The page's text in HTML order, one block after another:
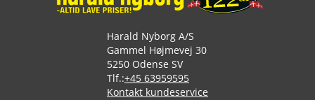
Harald Nyborg A/S
Gammel Højmevej 30
5250 Odense SV
Tlf.:+45 63959595
Kontakt kundeservice